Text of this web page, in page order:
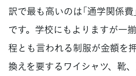
訳で最も高いのは「通学関係費
です。学校にもよりますが一
程とも言われる制服が金額を
換えを要するワイシャツ、靴